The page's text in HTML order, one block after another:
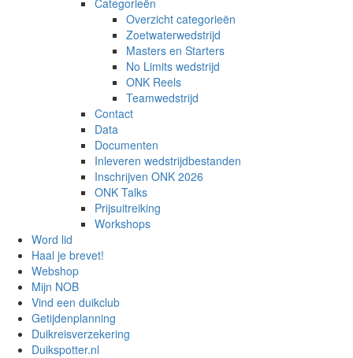
Overzicht categorieën
Zoetwaterwedstrijd
Masters en Starters
No Limits wedstrijd
ONK Reels
Teamwedstrijd
Contact
Data
Documenten
Inleveren wedstrijdbestanden
Inschrijven ONK 2026
ONK Talks
Prijsuitreiking
Workshops
Word lid
Haal je brevet!
Webshop
Mijn NOB
Vind een duikclub
Getijdenplanning
Duikreisverzekering
Duikspotter.nl